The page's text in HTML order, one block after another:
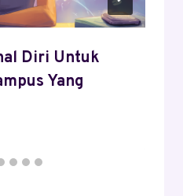
Diri Untuk
Yang